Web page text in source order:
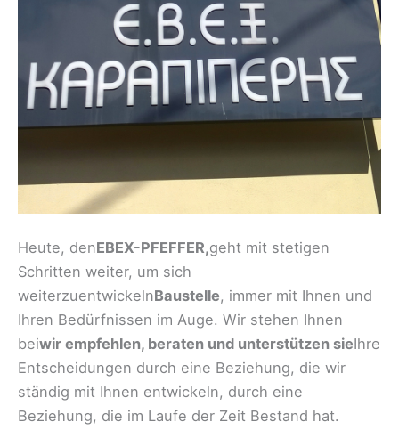
Heute, denEBEX-PFEFFER,geht mit stetigen
Schritten weiter, um sich
weiterzuentwickelnBaustelle, immer mit Ihnen und
Ihren Bedürfnissen im Auge. Wir stehen Ihnen
beiwir empfehlen, beraten und unterstützen sieIhre
Entscheidungen durch eine Beziehung, die wir
ständig mit Ihnen entwickeln, durch eine
Beziehung, die im Laufe der Zeit Bestand hat.